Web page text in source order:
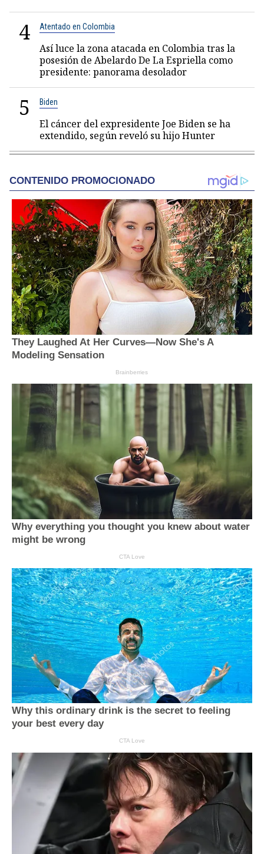
4 Atentado en Colombia
Así luce la zona atacada en Colombia tras la
posesión de Abelardo De La Espriella como
presidente: panorama desolador
5 Biden
El cáncer del expresidente Joe Biden se ha
extendido, según reveló su hijo Hunter